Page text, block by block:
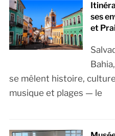
ses
et
se mêlent histoire,
musique et plages — le